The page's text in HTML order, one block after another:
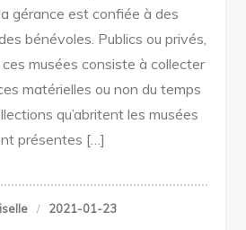
gérance est confiée à des
bénévoles. Publics ou privés,
musées consiste à collecter
matérielles ou non du temps
qu’abritent les musées
présentes […]
2021-01-23